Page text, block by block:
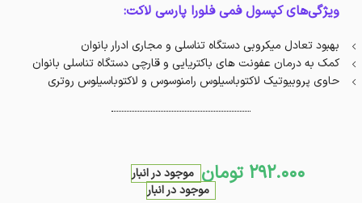
ویژگی‌های کپسول فمی فلورا پارسی لاکت:
بهبود تعادل میکروبی دستگاه تناسلی و مجاری ادرار بانوان
کمک به درمان عفونت های باکتریایی و قارچی دستگاه تناسلی بانوان
حاوی پروبیوتیک لاکتوباسیلوس رامنوسوس و لاکتوباسیلوس روتری
292.000 تومان موجود در انبار
موجود در انبار